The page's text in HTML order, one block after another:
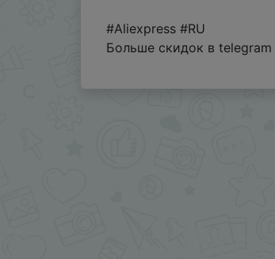
#Aliexpress #RU
Больше скидок в telegram